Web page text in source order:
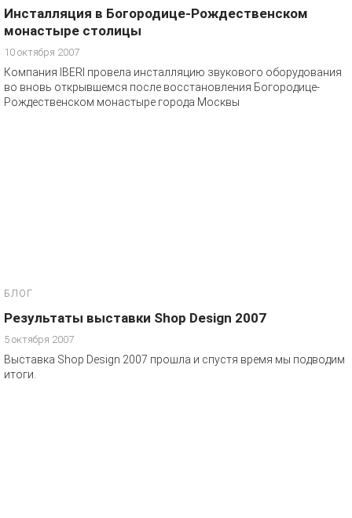
Инсталляция в Богородице-Рождественском
монастыре столицы
10 октября 2007
Компания IBERI провела инсталляцию звукового оборудования
во вновь открывшемся после восстановления Богородице-
Рождественском монастыре города Москвы
БЛОГ
Результаты выставки Shop Design 2007
5 октября 2007
Выставка Shop Design 2007 прошла и спустя время мы подводим
итоги.